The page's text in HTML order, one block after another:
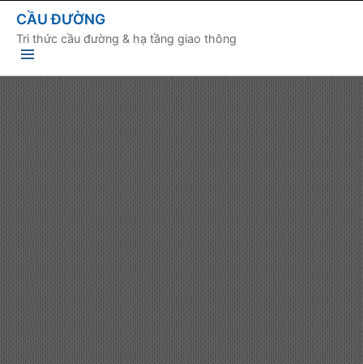
CẦU ĐƯỜNG
Tri thức cầu đường & hạ tầng giao thông